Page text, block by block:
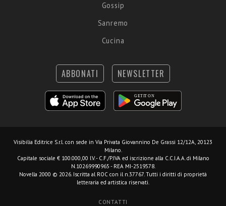
Gossip
Sanremo
Cucina
ABBONATI NEWSLETTER
Visibilia Editrice S.r.l. con sede in Via Privata Giovannino De Grassi 12/12A, 20123
Milano.
Capitale sociale € 100.000,00 I.V. - C.F./P.IVA ed iscrizione alla C.C.I.A.A. di Milano
N.10269990965 - REA MI-2519578.
Novella 2000 © 2026. Iscritta al ROC con il n.37767. Tutti i diritti di proprietà
letteraria ed artistica riservati.
CONTATTI